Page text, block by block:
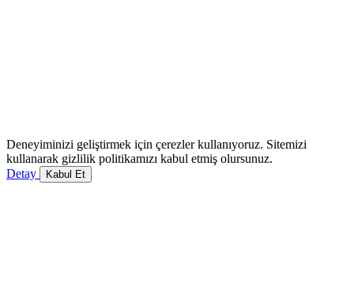
Deneyiminizi geliştirmek için çerezler kullanıyoruz. Sitemizi
kullanarak gizlilik politikamızı kabul etmiş olursunuz.
Detay
Kabul Et